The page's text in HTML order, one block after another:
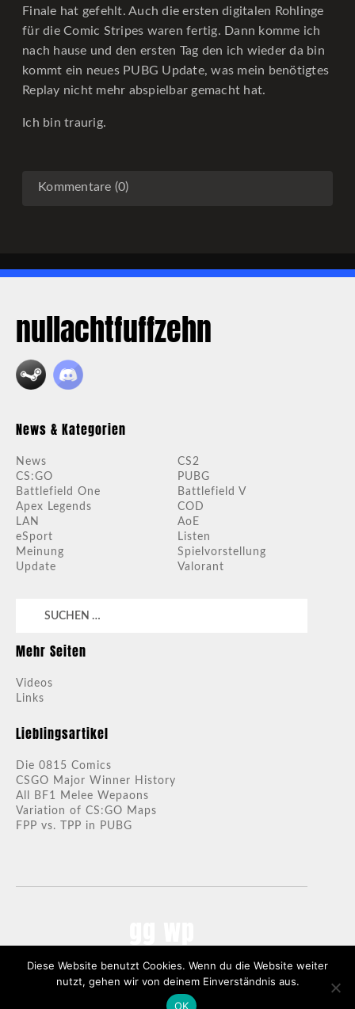
Finale hat gefehlt. Auch die ersten digitalen Rohlinge
für die Comic Stripes waren fertig. Dann komme ich
nach hause und den ersten Tag den ich wieder da bin
kommt ein neues PUBG Update, was mein benötigtes
Replay nicht mehr abspielbar gemacht hat.
Ich bin traurig.
Kommentare (0)
nullachtfuffzehn
News & Kategorien
News
CS2
CS:GO
PUBG
Battlefield One
Battlefield V
Apex Legends
COD
LAN
AoE
eSport
Listen
Meinung
Spielvorstellung
Update
Valorant
Mehr Seiten
Videos
Links
Lieblingsartikel
Die 0815 Comics
CSGO Major Winner History
All BF1 Melee Wepaons
Variation of CS:GO Maps
FPP vs. TPP in PUBG
MADE IN BREMEN, GERMANY
Diese Website benutzt Cookies. Wenn du die Website weiter
nutzt, gehen wir von deinem Einverständnis aus.
OK